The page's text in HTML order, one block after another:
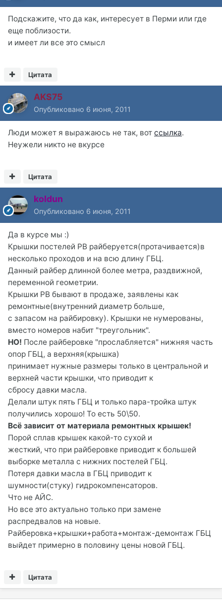
Подскажите, что да как, интересует в Перми или где
еще поблизости.
и имеет ли все это смысл
Цитата
AKS75
Опубликовано 6 июня, 2011
Люди может я выражаюсь не так, вот ссылка.
Неужели никто не вкурсе
Цитата
koldun
Опубликовано 6 июня, 2011
Да в курсе мы :)
Крышки постелей РВ райберуется(протачивается)в
несколько проходов и на всю длину ГБЦ.
Данный райбер длинной более метра, раздвижной,
переменной геометрии.
Крышки РВ бывают в продаже, заявлены как
ремонтные(внутренний диаметр больше,
с запасом на райбировку). Крышки не нумерованы,
вместо номеров набит "треугольник".
НО! После райберовке "прослабляется" нижняя часть
опор ГБЦ, а верхняя(крышка)
принимает нужные размеры только в центральной и
верхней части крышки, что приводит к
сбросу давки масла.
Делали штук пять ГБЦ и только пара-тройка штук
получились хорошо! То есть 50\50.
Всё зависит от материала ремонтных крышек!
Порой сплав крышек какой-то сухой и
жесткий, что при райберовке приводит к большей
выборке металла с нижних постелей ГБЦ.
Потеря давки масла в ГБЦ приводит к
шумности(стуку) гидрокомпенсаторов.
Что не АЙС.
Но все это актуально только при замене
распредвалов на новые.
Райберовка+крышки+работа+монтаж-демонтаж ГБЦ
выйдет примерно в половину цены новой ГБЦ.
Цитата